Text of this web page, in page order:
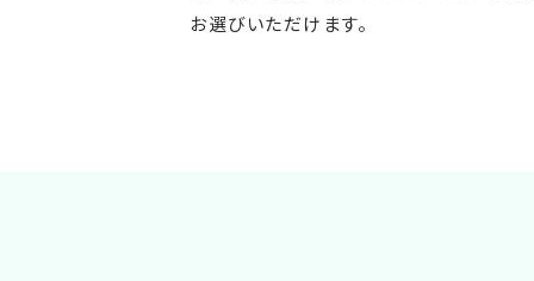
お選びいただけます。